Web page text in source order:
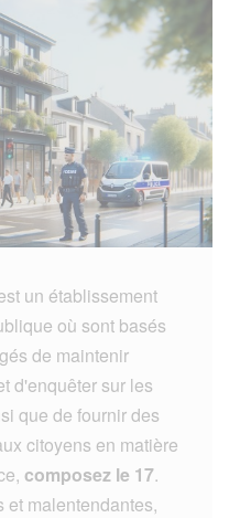
un établissement
où sont basés
de maintenir
d'enquêter sur les
que de fournir des
citoyens en matière
composez le 17.
et malentendantes,